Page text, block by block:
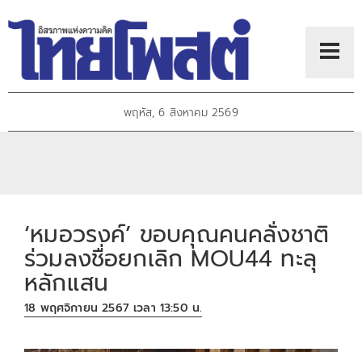
พฤหัส, 6 สิงหาคม 2569
‘หมอวรงค์’ ขอบคุณคนคลั่งชาติ
ร่วมลงชื่อยกเลิก MOU44 ทะลุ
หลักแสน
18 พฤศจิกายน 2567 เวลา 13:50 น.